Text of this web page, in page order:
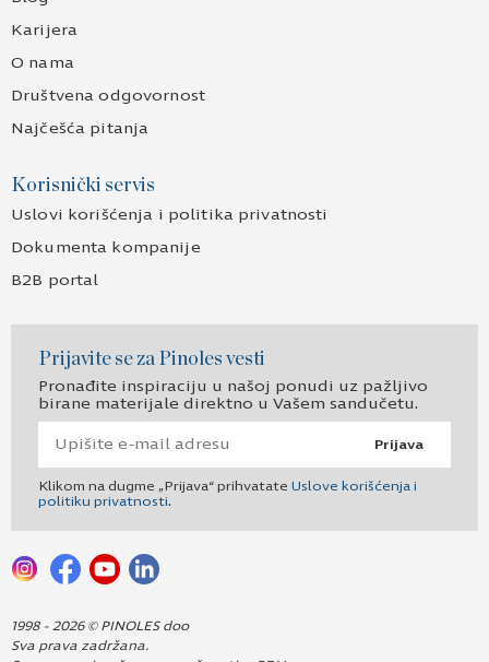
Karijera
O nama
Društvena odgovornost
Najčešća pitanja
Korisnički servis
Uslovi korišćenja i politika privatnosti
Dokumenta kompanije
B2B portal
Prijavite se za Pinoles vesti
Pronađite inspiraciju u našoj ponudi uz pažljivo
birane materijale direktno u Vašem sandučetu.
Prijava
Klikom na dugme „Prijava“ prihvatate Uslove korišćenja i
politiku privatnosti.
1998 - 2026 © PINOLES doo
Sva prava zadržana.